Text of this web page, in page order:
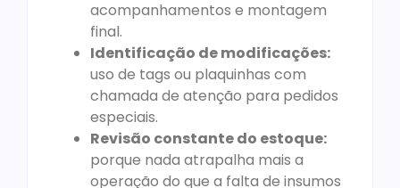
acompanhamentos e montagem
final.
Identificação de modificações:
uso de tags ou plaquinhas com
chamada de atenção para pedidos
especiais.
Revisão constante do estoque:
porque nada atrapalha mais a
operação do que a falta de insumos